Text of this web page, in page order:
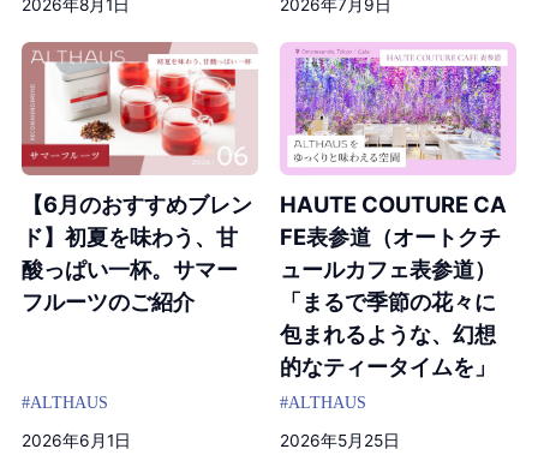
2026年8月1日 2026年7月9日
【6月のおすすめブレン
ド】初夏を味わう、甘
酸っぱい一杯。サマー
フルーツのご紹介
#ALTHAUS
2026年6月1日
HAUTE COUTURE CA
FE表参道（オートクチ
ュールカフェ表参道）
「まるで季節の花々に
包まれるような、幻想
的なティータイムを」
#ALTHAUS
2026年5月25日